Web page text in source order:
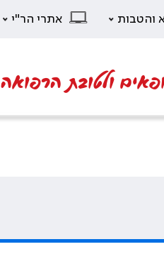
והטבות אתרי הר"י
ולטובת הרפואה